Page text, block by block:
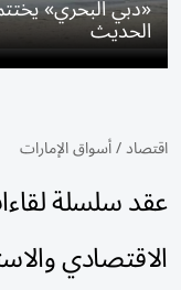
«دبي البحري»
الحديث
اقتصاد/أسواق الإمارات
عقد سلسلة
الاقتصادي